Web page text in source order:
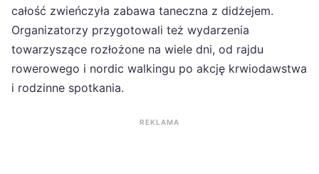
całość zwieńczyła zabawa taneczna z didżejem.
Organizatorzy przygotowali też wydarzenia
towarzyszące rozłożone na wiele dni, od rajdu
rowerowego i nordic walkingu po akcję krwiodawstwa
i rodzinne spotkania.
REKLAMA